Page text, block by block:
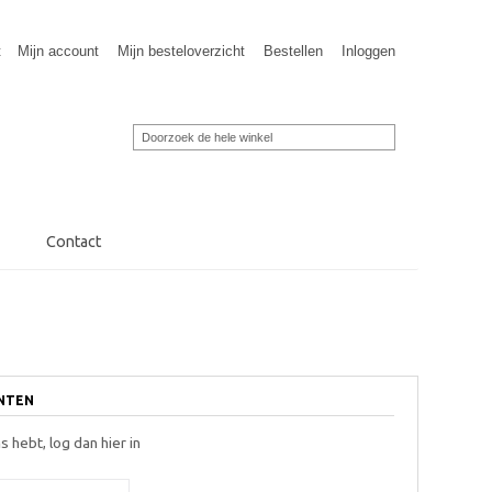
Mijn account Mijn besteloverzicht Bestellen Inloggen
Contact
hebt, log dan hier in